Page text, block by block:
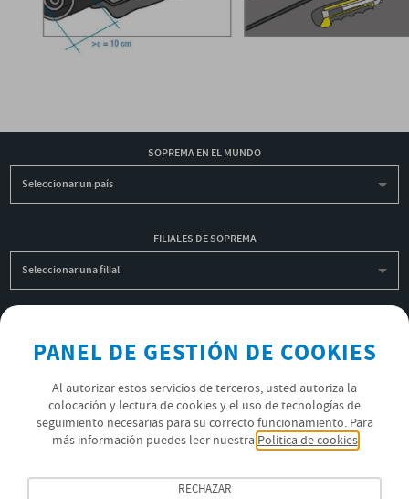
SOPREMA EN EL MUNDO
Seleccionar un país
FILIALES DE SOPREMA
Seleccionar una filial
OK
POLÍTICA DE PRIVACIDAD
ÚNETE AL EQUIPO SOPREMA
PANEL DE GESTIÓN DE COOKIES
Al autorizar estos servicios de terceros, usted autoriza la
colocación y lectura de cookies y el uso de tecnologías de
seguimiento necesarias para su correcto funcionamiento. Para
más información puedes leer nuestra Política de cookies
RECHAZAR